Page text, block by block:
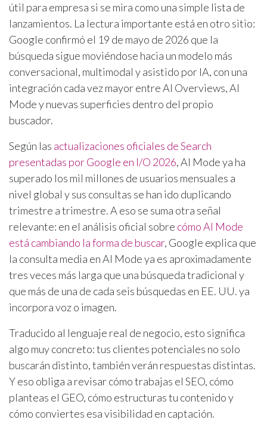
útil para empresa si se mira como una simple lista de
lanzamientos. La lectura importante está en otro sitio:
Google confirmó el 19 de mayo de 2026 que la
búsqueda sigue moviéndose hacia un modelo más
conversacional, multimodal y asistido por IA, con una
integración cada vez mayor entre AI Overviews, AI
Mode y nuevas superficies dentro del propio
buscador.
Según las actualizaciones oficiales de Search
presentadas por Google en I/O 2026, AI Mode ya ha
superado los mil millones de usuarios mensuales a
nivel global y sus consultas se han ido duplicando
trimestre a trimestre. A eso se suma otra señal
relevante: en el análisis oficial sobre cómo AI Mode
está cambiando la forma de buscar, Google explica que
la consulta media en AI Mode ya es aproximadamente
tres veces más larga que una búsqueda tradicional y
que más de una de cada seis búsquedas en EE. UU. ya
incorpora voz o imagen.
Traducido al lenguaje real de negocio, esto significa
algo muy concreto: tus clientes potenciales no solo
buscarán distinto, también verán respuestas distintas.
Y eso obliga a revisar cómo trabajas el SEO, cómo
planteas el GEO, cómo estructuras tu contenido y
cómo conviertes esa visibilidad en captación.